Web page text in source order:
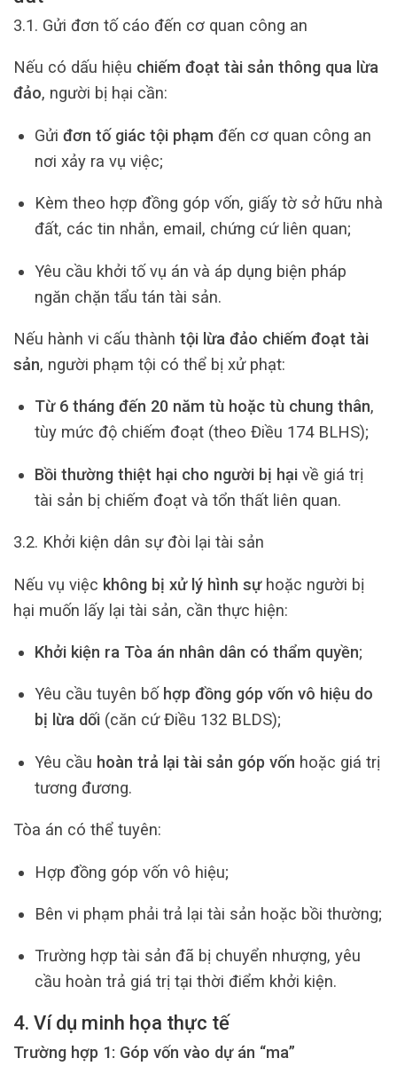
3.1. Gửi đơn tố cáo đến cơ quan công an
Nếu có dấu hiệu chiếm đoạt tài sản thông qua lừa
đảo, người bị hại cần:
Gửi đơn tố giác tội phạm đến cơ quan công an
nơi xảy ra vụ việc;
Kèm theo hợp đồng góp vốn, giấy tờ sở hữu nhà
đất, các tin nhắn, email, chứng cứ liên quan;
Yêu cầu khởi tố vụ án và áp dụng biện pháp
ngăn chặn tẩu tán tài sản.
Nếu hành vi cấu thành tội lừa đảo chiếm đoạt tài
sản, người phạm tội có thể bị xử phạt:
Từ 6 tháng đến 20 năm tù hoặc tù chung thân,
tùy mức độ chiếm đoạt (theo Điều 174 BLHS);
Bồi thường thiệt hại cho người bị hạivề giá trị
tài sản bị chiếm đoạt và tổn thất liên quan.
3.2. Khởi kiện dân sự đòi lại tài sản
Nếu vụ việc không bị xử lý hình sựhoặc người bị
hại muốn lấy lại tài sản, cần thực hiện:
Khởi kiện ra Tòa án nhân dân có thẩm quyền;
Yêu cầu tuyên bố hợp đồng góp vốn vô hiệu do
bị lừa dối(căn cứ Điều 132 BLDS);
Yêu cầu hoàn trả lại tài sản góp vốn hoặc giá trị
tương đương.
Tòa án có thể tuyên:
Hợp đồng góp vốn vô hiệu;
Bên vi phạm phải trả lại tài sản hoặc bồi thường;
Trường hợp tài sản đã bị chuyển nhượng, yêu
cầu hoàn trả giá trị tại thời điểm khởi kiện.
4. Ví dụ minh họa thực tế
Trường hợp 1: Góp vốn vào dự án “ma”